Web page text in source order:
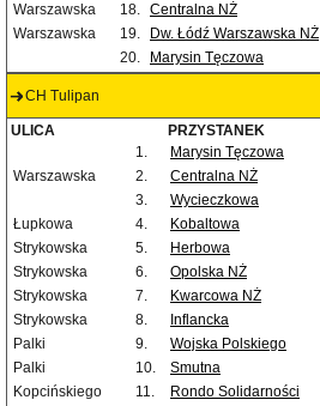
Warszawska
18. Centralna NŻ
Warszawska
19. Dw. Łódź Warszawska NŻ
20.
Marysin Tęczowa
CH Tulipan
ULICA PRZYSTANEK
1.
Marysin Tęczowa
Warszawska
2. Centralna NŻ
3.
Wycieczkowa
Łupkowa
4.
Kobaltowa
Strykowska
5. Herbowa
Strykowska
6. Opolska NŻ
Strykowska
7. Kwarcowa NŻ
Strykowska
8. Inflancka
Palki
9. Wojska Polskiego
Palki
10. Smutna
Kopcińskiego
11. Rondo Solidarności